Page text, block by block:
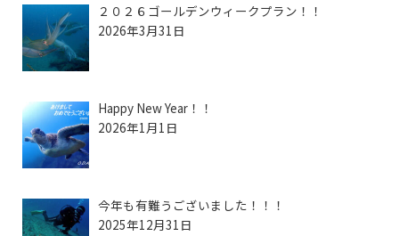
２０２６ゴールデンウィークプラン！！
2026年3月31日
Happy New Year！！
2026年1月1日
今年も有難うございました！！！
2025年12月31日